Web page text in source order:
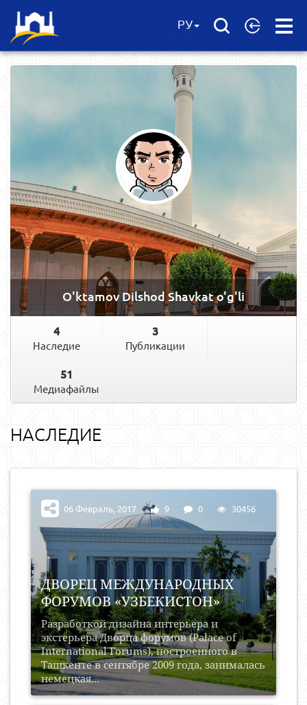
Open
РУ
O'ktamov Dilshod Shavkat o'g'li
4
Наследие
3
Публикации
51
Медиафайлы
НАСЛЕДИЕ
ДВОРЕЦ МЕЖДУНАРОДНЫХ
ФОРУМОВ «УЗБЕКИСТОН»
Разработкой дизайна интерьера и
экстерьера Дворца форумов (Palace of
International Forums), построенного в
Ташкенте в сентябре 2009 года, занималась
немецкая...
06 Февраль, 2017 9 0 30456